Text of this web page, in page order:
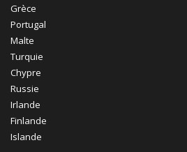
Grèce
Portugal
Malte
Turquie
Chypre
Russie
Irlande
Finlande
Islande